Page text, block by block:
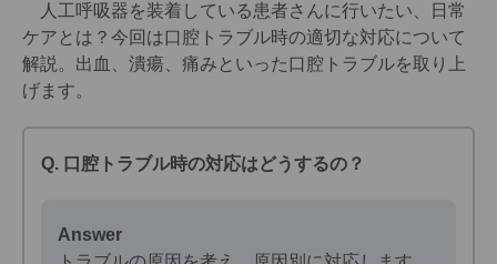
人工呼吸器を装着している患者さんに行いたい、日常
ケアとは？今回は口腔トラブル時の適切な対応について
解説。出血、潰瘍、痛みといった口腔トラブルを取り上
げます。
Q. 口腔トラブル時の対応はどうするの？
Answer